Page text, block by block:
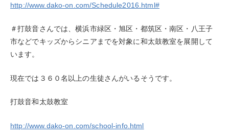
http://www.dako-on.com/Schedule2016.html#
＃打鼓音さんでは、横浜市緑区・旭区・都筑区・南区・八王子
市などでキッズからシニアまでを対象に和太鼓教室を展開して
います。
現在では３６０名以上の生徒さんがいるそうです。
打鼓音和太鼓教室
http://www.dako-on.com/school-info.html